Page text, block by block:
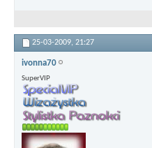
25-03-2009, 21:27
ivonna70
SuperVIP